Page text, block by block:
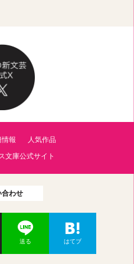
情報
人気作品
文庫公式サイト
合わせ
送る はてブ